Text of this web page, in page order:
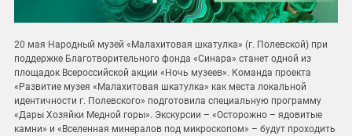
20 мая Народный музей «Малахитовая шкатулка» (г. Полевской) при
поддержке Благотворительного фонда «Синара» станет одной из
площадок Всероссийской акции «Ночь музеев». Команда проекта
«Развитие музея «Малахитовая шкатулка» как места локальной
идентичности г. Полевского» подготовила специальную программу
«Дары Хозяйки Медной горы». Экскурсии – «Осторожно – ядовитые
камни» и «Вселенная минералов под микроскопом» – будут проходить